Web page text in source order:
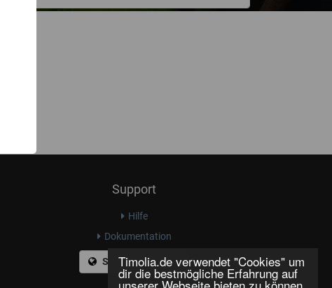
Timolia.de verwendet "Cookies" um
dir die bestmögliche Erfahrung auf
Support
Hilfe
Dokumentation
Sprache ändern